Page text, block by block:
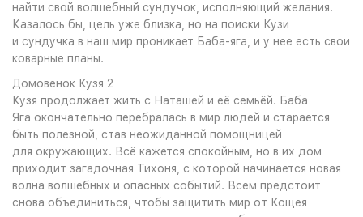
найти свой волшебный сундучок, исполняющий желания.
Казалось бы, цель уже близка, но на поиски Кузи
и сундучка в наш мир проникает Баба-яга, и у нее есть свои
коварные планы.
Домовенок Кузя 2
Кузя продолжает жить с Наташей и её семьёй. Баба
Яга окончательно перебралась в мир людей и старается
быть полезной, став неожиданной помощницей
для окружающих. Всё кажется спокойным, но в их дом
приходит загадочная Тихоня, с которой начинается новая
волна волшебных и опасных событий. Всем предстоит
снова объединиться, чтобы защитить мир от Кощея